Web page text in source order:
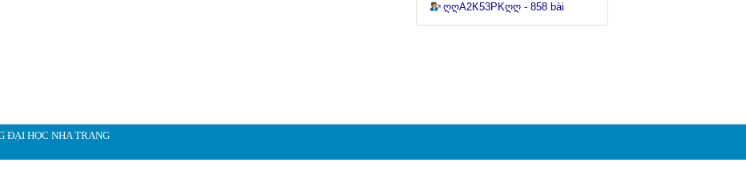
ღღA2K53PKღღ - 858 bài
ĐẠI HỌC NHA TRANG